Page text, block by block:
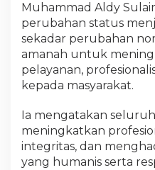
Muhammad Aldy
perubahan status
sekadar perubahan
amanah untuk
pelayanan,
kepada masyarakat.
Ia mengatakan
meningkatkan
integritas, dan
yang humanis serta